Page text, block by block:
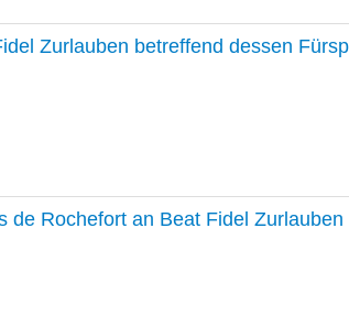
Zurlauben betreffend dessen
de Rochefort an Beat Fidel